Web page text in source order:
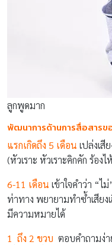
ลูกพูดมาก
พัฒนาการด้านการสื่อสารข
แรกเกิดถึง 5 เดือน เปล่งเสี
(หัวเราะ หัวเราะคิกคัก ร้อง
6-11 เดือน เข้าใจคำว่า “
ท่าทาง พยายามทำซ้ำเสีย
มีความหมายได้
1 ถึง 2 ขวบ ตอบคำถามง่